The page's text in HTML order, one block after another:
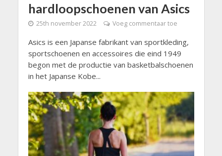
hardloopschoenen van Asics
25th november 2022 Voeg commentaar toe
Asics is een Japanse fabrikant van sportkleding,
sportschoenen en accessoires die eind 1949
begon met de productie van basketbalschoenen
in het Japanse Kobe...